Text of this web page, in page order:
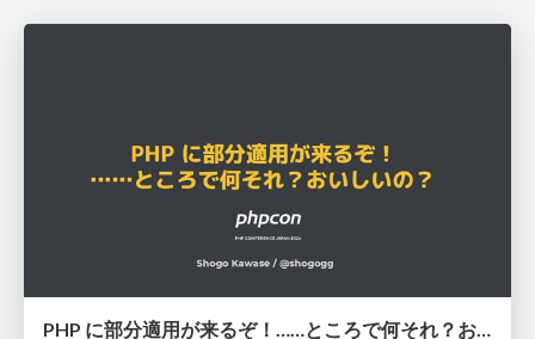
PHP に部分適用が来るぞ！……ところで何それ？おいしいの？ #phpcon / phpcon-2026